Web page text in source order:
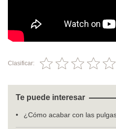
Clasificar:
Te puede interesar
¿Cómo acabar con las